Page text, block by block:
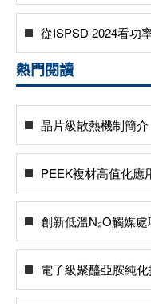
從ISPSD 2024看功
熱門閱讀
晶片級散熱機制簡介
PEEK複材高值化應
創新低溫N₂O觸媒
電子級聚醯亞胺純